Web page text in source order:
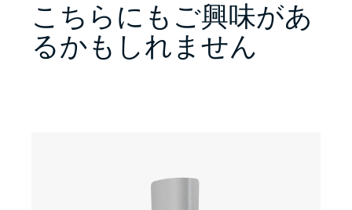
こちらにもご興味があ
るかもしれません